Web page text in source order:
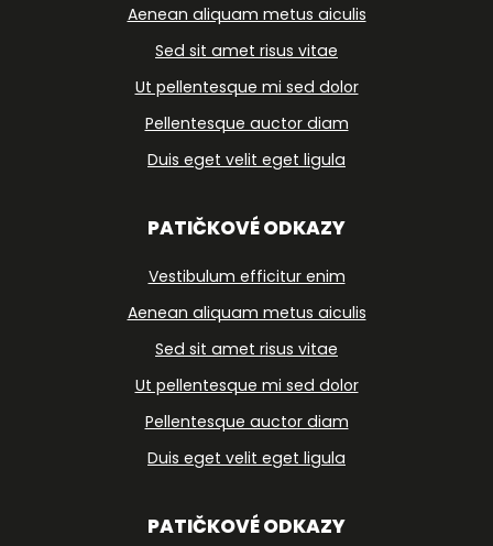
Aenean aliquam metus aiculis
Sed sit amet risus vitae
Ut pellentesque mi sed dolor
Pellentesque auctor diam
Duis eget velit eget ligula
PATIČKOVÉ ODKAZY
Vestibulum efficitur enim
Aenean aliquam metus aiculis
Sed sit amet risus vitae
Ut pellentesque mi sed dolor
Pellentesque auctor diam
Duis eget velit eget ligula
PATIČKOVÉ ODKAZY